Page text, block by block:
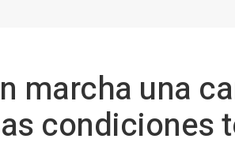
marcha una
condiciones